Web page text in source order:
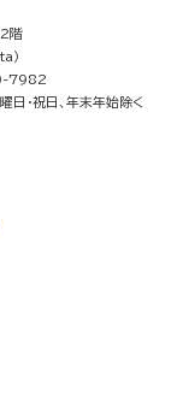
階
）
7982
・祝日、年末年始除く